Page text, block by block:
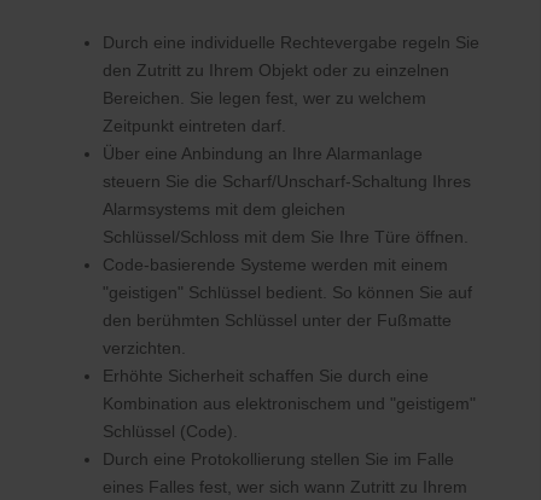
Durch eine individuelle Rechtevergabe regeln Sie
den Zutritt zu Ihrem Objekt oder zu einzelnen
Bereichen. Sie legen fest, wer zu welchem
Zeitpunkt eintreten darf.
Über eine Anbindung an Ihre Alarmanlage
steuern Sie die Scharf/Unscharf-Schaltung Ihres
Alarmsystems mit dem gleichen
Schlüssel/Schloss mit dem Sie Ihre Türe öffnen.
Code-basierende Systeme werden mit einem
"geistigen" Schlüssel bedient. So können Sie auf
den berühmten Schlüssel unter der Fußmatte
verzichten.
Erhöhte Sicherheit schaffen Sie durch eine
Kombination aus elektronischem und "geistigem"
Schlüssel (Code).
Durch eine Protokollierung stellen Sie im Falle
eines Falles fest, wer sich wann Zutritt zu Ihrem